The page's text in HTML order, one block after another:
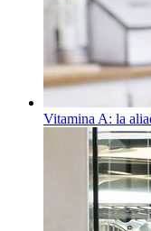
Vitamina A: la